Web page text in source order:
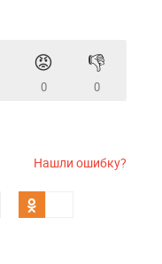
😡
0
👎
0
Нашли ошибку?